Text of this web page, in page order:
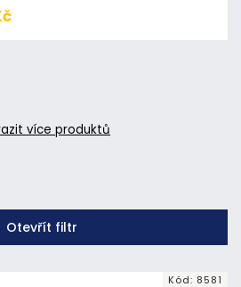
více produktů
Otevřít filtr
Kód: 8581